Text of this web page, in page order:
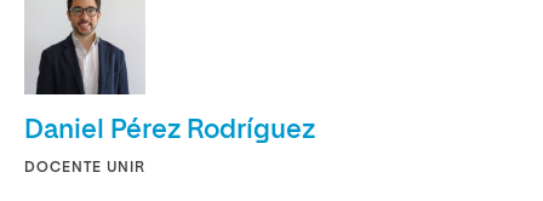
Daniel Pérez Rodríguez
DOCENTE UNIR